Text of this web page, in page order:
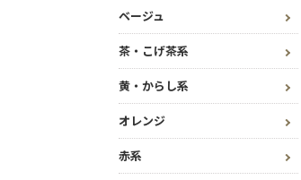
ベージュ
茶・こげ茶系
黄・からし系
オレンジ
赤系